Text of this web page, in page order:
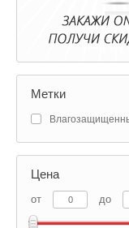
Метки
Цена
от до